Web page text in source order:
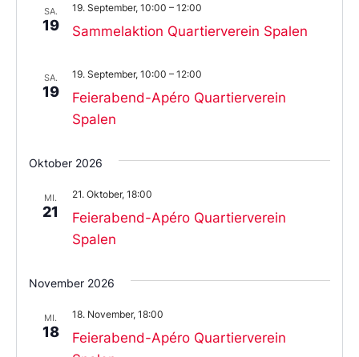
SA.
19 Sammelaktion Quartierverein Spalen
19. September, 10:00 – 12:00
SA.
19
Feierabend-Apéro Quartierverein
Spalen
19. September, 10:00 – 12:00
Oktober 2026
MI.
21
Feierabend-Apéro Quartierverein
Spalen
21. Oktober, 18:00
November 2026
MI.
18
Feierabend-Apéro Quartierverein
18. November, 18:00